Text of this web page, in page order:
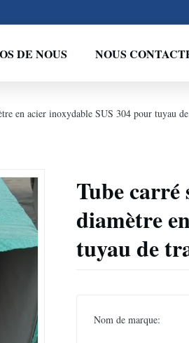
DE NOUS NOUS
en acier inoxydable SUS 304 pour tuyau
Tube carré
diamètre
tuyau de
Nom de marque: